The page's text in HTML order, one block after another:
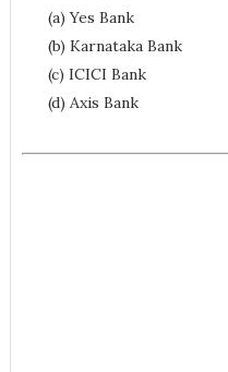
(a) Yes Bank
(b) Karnataka Bank
(c) ICICI Bank
(d) Axis Bank